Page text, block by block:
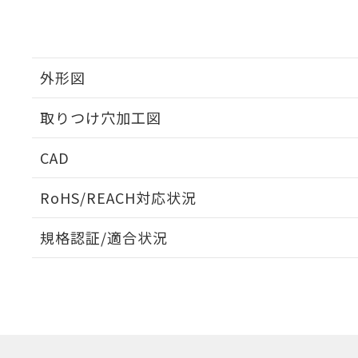
外形図
取りつけ穴加工図
CAD
RoHS/REACH対応状況
EU RoHS 注意事項・凡例
規格認証/適合状況